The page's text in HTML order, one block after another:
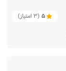
5
(
3 امتیاز)